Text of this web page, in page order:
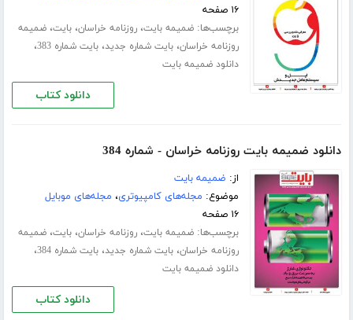
۱۶ صفحه
برچسب‌ها:ضمیمه بایت،روزنامه خراسان،بایت،ضمیمه
روزنامه خراسان،بایت شماره جدید،بایت شماره 383 ،
دانلود ضمیمه بایت
دانلود کتاب
دانلود ضمیمه بایت روزنامه خراسان - شماره 384
از: ضمیمه بایت
موضوع: مجله‌های کامپیوتری، مجله‌های موبایل
۱۶ صفحه
برچسب‌ها:ضمیمه بایت،روزنامه خراسان،بایت،ضمیمه
روزنامه خراسان،بایت شماره جدید،بایت شماره 384 ،
دانلود ضمیمه بایت
دانلود کتاب